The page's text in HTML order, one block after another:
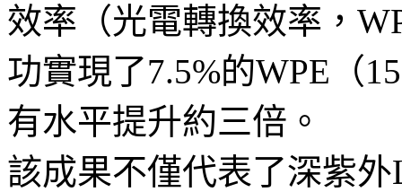
效率（光電轉換效率，
功實現了7.5%的WPE（
有水平提升約三倍。
該成果不僅代表了深紫